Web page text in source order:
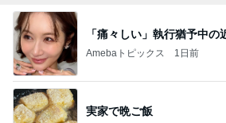
「痛々しい」執行猶予中の
Amebaトピックス 1日前
実家で晩ご飯